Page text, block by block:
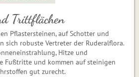
Trittflächen
Pflastersteinen, auf Schotter und
sich robuste Vertreter der Ruderalflora.
Hitze und
Fußtritte und kommen auf steinigen
gut zurecht.